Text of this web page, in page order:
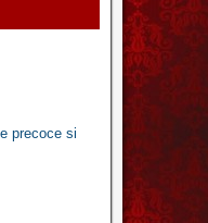
precoce si